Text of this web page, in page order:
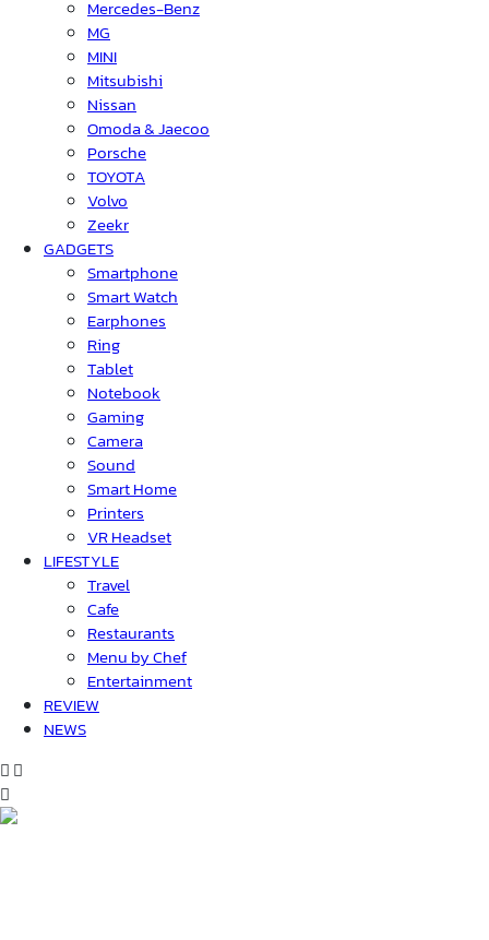
Mercedes-Benz
MG
MINI
Mitsubishi
Nissan
Omoda & Jaecoo
Porsche
TOYOTA
Volvo
Zeekr
GADGETS
Smartphone
Smart Watch
Earphones
Ring
Tablet
Notebook
Gaming
Camera
Sound
Smart Home
Printers
VR Headset
LIFESTYLE
Travel
Cafe
Restaurants
Menu by Chef
Entertainment
REVIEW
NEWS